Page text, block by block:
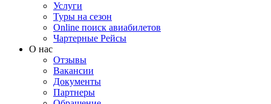
Услуги
Туры на сезон
Online поиск авиабилетов
Чартерные Рейсы
О нас
Отзывы
Вакансии
Документы
Партнеры